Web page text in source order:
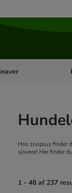
kategori menu: Kat
Hos zooplus finder
sjovere! Her finder
1 - 48 af 237